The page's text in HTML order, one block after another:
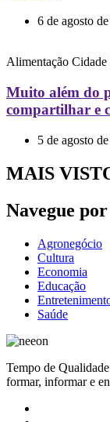
6 de agosto
Alimentação Cidade
Muito além do
compartilhar e
5 de agosto
MAIS
Navegue
Agronegócio
Cultura
Economia
Educação
Saúde
Tempo de
formar, informar e